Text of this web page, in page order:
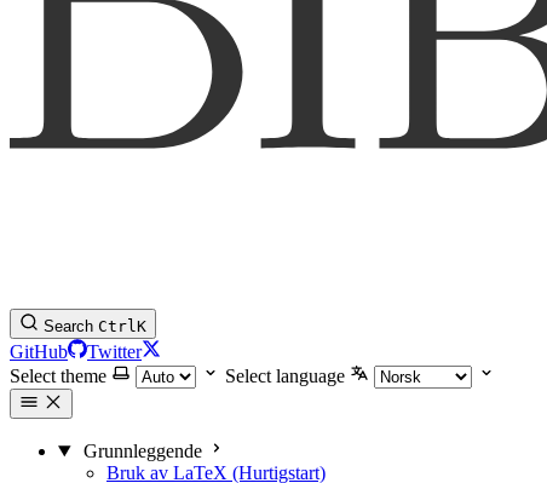
Search CtrlK
GitHub
Twitter
Select theme
Select language
Grunnleggende
Bruk av LaTeX (Hurtigstart)